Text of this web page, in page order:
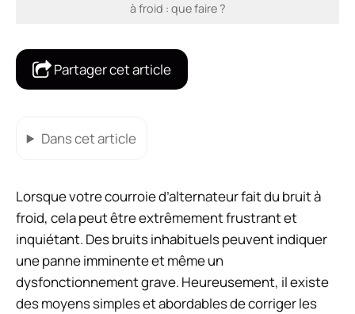
à froid : que faire ?
Partager cet article
Dans cet article
Lorsque votre courroie d’alternateur fait du bruit à
froid, cela peut être extrêmement frustrant et
inquiétant. Des bruits inhabituels peuvent indiquer
une panne imminente et même un
dysfonctionnement grave. Heureusement, il existe
des moyens simples et abordables de corriger les